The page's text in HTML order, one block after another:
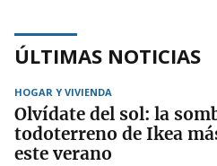
ÚLTIMAS NOTICIAS
HOGAR Y VIVIENDA
Olvídate del sol: la
todoterreno de Ikea
este verano